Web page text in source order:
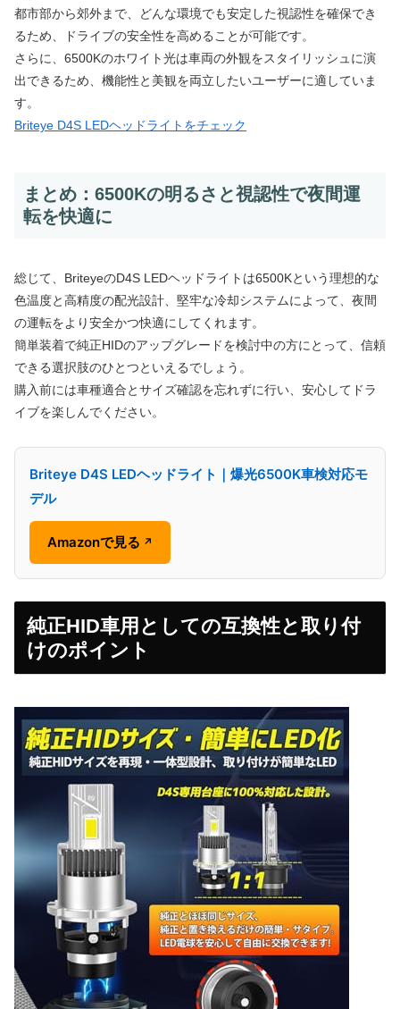
都市部から郊外まで、どんな環境でも安定した視認性を確保でき
るため、ドライブの安全性を高めることが可能です。
さらに、6500Kのホワイト光は車両の外観をスタイリッシュに演
出できるため、機能性と美観を両立したいユーザーに適していま
す。
Briteye D4S LEDヘッドライトをチェック
まとめ：6500Kの明るさと視認性で夜間運
転を快適に
総じて、BriteyeのD4S LEDヘッドライトは6500Kという理想的な
色温度と高精度の配光設計、堅牢な冷却システムによって、夜間
の運転をより安全かつ快適にしてくれます。
簡単装着で純正HIDのアップグレードを検討中の方にとって、信頼
できる選択肢のひとつといえるでしょう。
購入前には車種適合とサイズ確認を忘れずに行い、安心してドラ
イブを楽しんでください。
Briteye D4S LEDヘッドライト｜爆光6500K車検対応モ
デル
Amazonで見る ↗
純正HID車用としての互換性と取り付
けのポイント